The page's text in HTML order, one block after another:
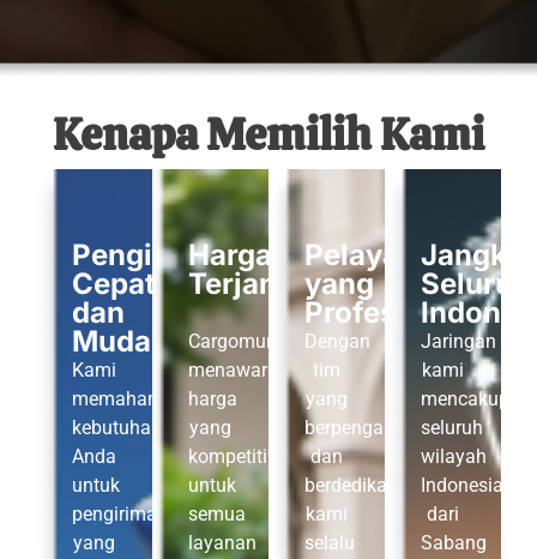
Kenapa Memilih Kami
Pengiriman
Cepat
dan
Mudah
Kami
memahami
kebutuhan
Anda
untuk
pengiriman
yang
Harga
Terjangkau
Cargomurahsoekarnohatta.com
menawarkan
harga
yang
kompetitif
untuk
semua
layanan
Pelayanan
yang
Profesional
Dengan
tim
yang
berpengalaman
dan
berdedikasi,
kami
selalu
Seluruh
Jaringan
kami
mencakup
seluruh
wilayah
Indonesia,
dari
Sabang